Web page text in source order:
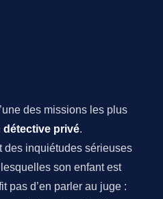
des missions les plus
détective privé.
des inquiétudes sérieuses
son enfant est
pas d’en parler au juge :